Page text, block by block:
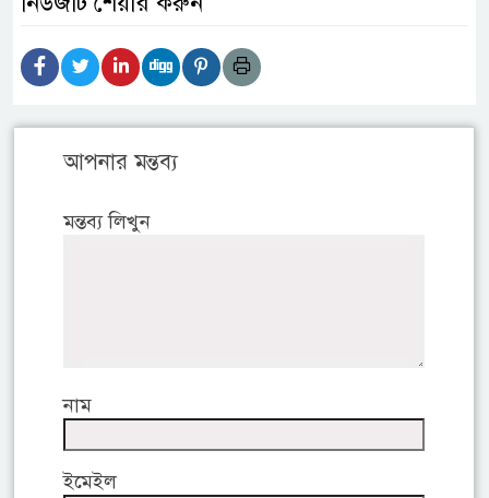
আপনার মন্তব্য
মন্তব্য লিখুন
নাম
ইমেইল